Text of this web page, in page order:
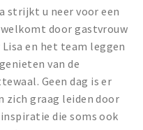
strijkt u neer voor een
door gastvrouw
en het team leggen
van de
Geen dag is er
zich graag leiden door
die soms ook